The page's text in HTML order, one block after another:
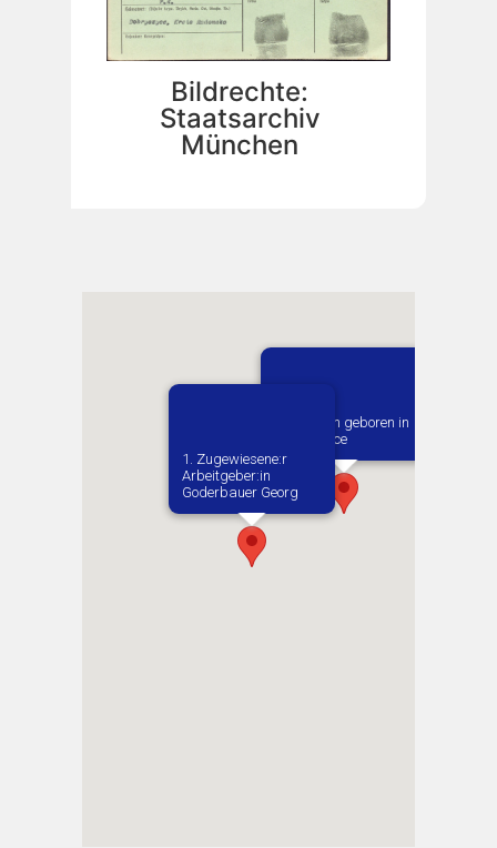
Bildrechte:
Staatsarchiv
München
Vermutlich geboren in
Dobryszyce
1. Zugewiesene:r
Arbeitgeber:in​
Goderbauer Georg